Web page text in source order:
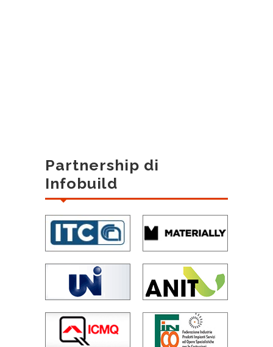
Partnership di
Infobuild